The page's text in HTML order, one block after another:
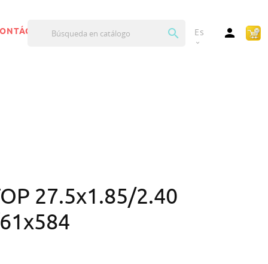
 Es
expand_more

27.5x1.85/2.40